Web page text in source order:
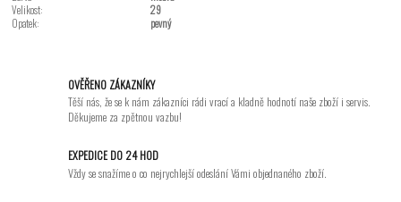
Velikost:
29
Opatek:
pevný
OVĚŘENO ZÁKAZNÍKY
Těší nás, že se k nám zákazníci rádi vrací a kladně hodnotí naše zboží i servis.
Děkujeme za zpětnou vazbu!
EXPEDICE DO 24 HOD
Vždy se snažíme o co nejrychlejší odeslání Vámi objednaného zboží.